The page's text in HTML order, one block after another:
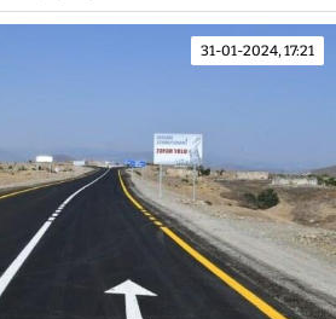
31-01-2024, 17:21